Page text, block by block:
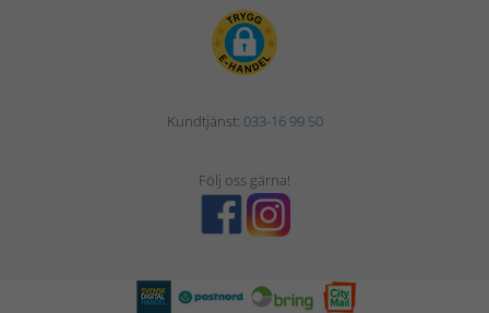
Kundtjänst: 033-16 99 50
Följ oss gärna!